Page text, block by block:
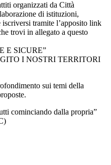
organizzati da Città
di istituzioni,
tramite l’apposito link
trovi in allegato a questo
E SICURE”
I NOSTRI TERRITORI
sui temi della
cominciando dalla propria”